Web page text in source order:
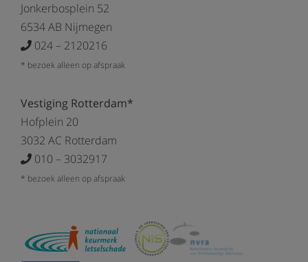
Jonkerbosplein 52
6534 AB Nijmegen
024 – 2120216
* bezoek alleen op afspraak
Vestiging Rotterdam*
Hofplein 20
3032 AC Rotterdam
010 – 3032917
* bezoek alleen op afspraak